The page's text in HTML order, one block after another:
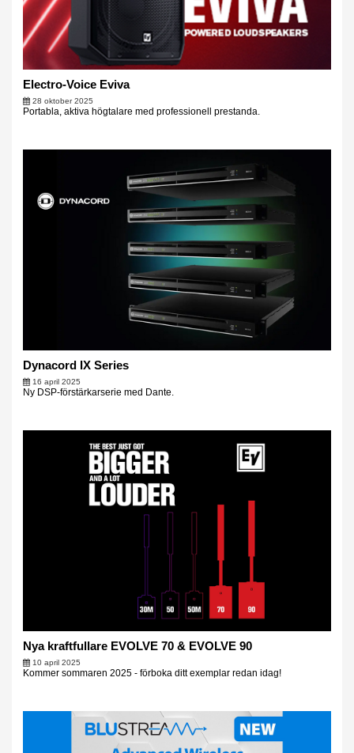
Electro-Voice Eviva
28 oktober 2025
Portabla, aktiva högtalare med professionell prestanda.
Dynacord IX Series
16 april 2025
Ny DSP-förstärkarserie med Dante.
Nya kraftfullare EVOLVE 70 & EVOLVE 90
10 april 2025
Kommer sommaren 2025 - förboka ditt exemplar redan idag!